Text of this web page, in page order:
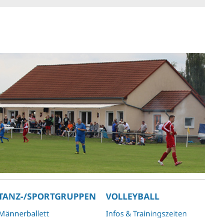
SPORTGRUPPEN VOLLEYBALL
Infos & Trainingszeiten